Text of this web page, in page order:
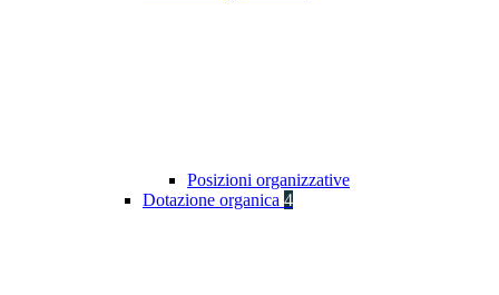
Posizioni organizzative
Dotazione organica 4